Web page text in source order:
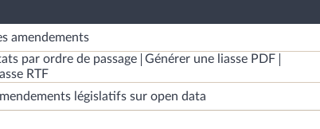
amendements
par ordre de passage
Générer une liasse PDF
RTF
législatifs sur open data